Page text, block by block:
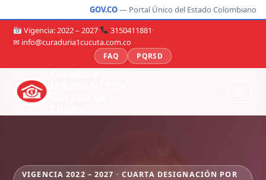
GOV.CO— Portal Único del Estado Colombiano
Vigencia: 2022 – 2027· 3150411881·
✉ info@curaduria1cucuta.com.co
FAQ PQRSD
VIGENCIA 2022 – 2027 · CUARTA DESIGNACIÓN POR